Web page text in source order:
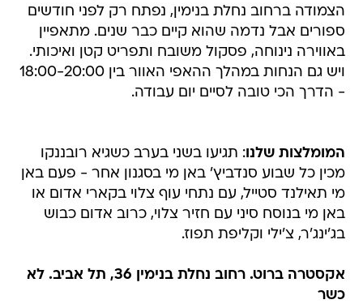
הצמודה ברחוב נחלת בנימין, נפתח רק לפני חודשים
ספורים אבל נדמה שהוא קיים כבר שנים. מתאפיין
באווירה נינוחה, פסקול משובח ותפריט קטן ואיכותי.
ויש גם הנחות במהלך ההאפי האוור בין 18:00-20:00
- הדרך הכי טובה לסיים יום עבודה.
המומלצות שלנו: תגיעו בשני בערב כשגיא רובננקו
מכין כל שבוע סנדביץ' באן מי בסגנון אחר - פעם באן
מי תאילנד סטייל, עם נתחי עוף צלוי בקארי אדום או
באן מי בנוסח סיני עם חזיר צלוי, כרוב אדום כבוש
בג'ינג'ר, צ'ילי וקליפת תפוז.
אקסטרה ברוט. רחוב נחלת בנימין 36, תל אביב. לא
כשר